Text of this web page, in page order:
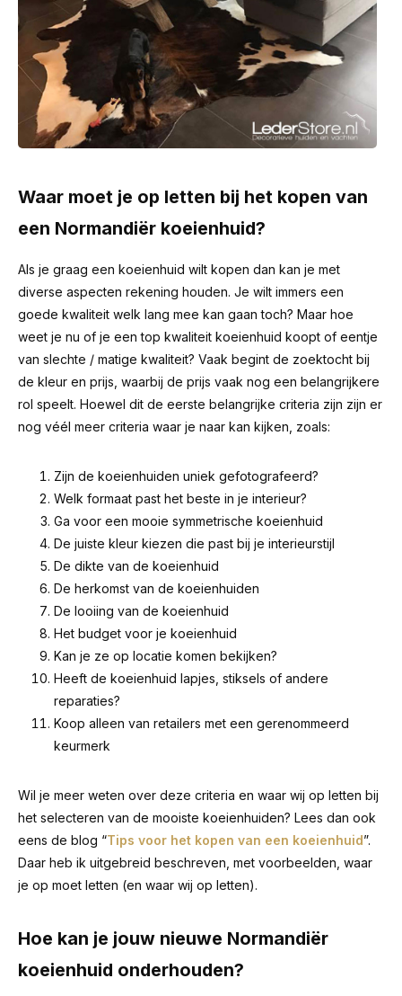
Waar moet je op letten bij het kopen van
een Normandiër koeienhuid?
Als je graag een koeienhuid wilt kopen dan kan je met
diverse aspecten rekening houden. Je wilt immers een
goede kwaliteit welk lang mee kan gaan toch? Maar hoe
weet je nu of je een top kwaliteit koeienhuid koopt of eentje
van slechte / matige kwaliteit? Vaak begint de zoektocht bij
de kleur en prijs, waarbij de prijs vaak nog een belangrijkere
rol speelt. Hoewel dit de eerste belangrijke criteria zijn zijn er
nog véél meer criteria waar je naar kan kijken, zoals:
Zijn de koeienhuiden uniek gefotografeerd?
Welk formaat past het beste in je interieur?
Ga voor een mooie symmetrische koeienhuid
De juiste kleur kiezen die past bij je interieurstijl
De dikte van de koeienhuid
De herkomst van de koeienhuiden
De looiing van de koeienhuid
Het budget voor je koeienhuid
Kan je ze op locatie komen bekijken?
Heeft de koeienhuid lapjes, stiksels of andere
reparaties?
Koop alleen van retailers met een gerenommeerd
keurmerk
Wil je meer weten over deze criteria en waar wij op letten bij
het selecteren van de mooiste koeienhuiden? Lees dan ook
eens de blog “Tips voor het kopen van een koeienhuid”.
Daar heb ik uitgebreid beschreven, met voorbeelden, waar
je op moet letten (en waar wij op letten).
Hoe kan je jouw nieuwe Normandiër
koeienhuid onderhouden?